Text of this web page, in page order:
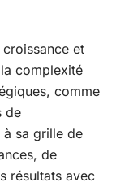
croissance et
complexité
comme
de
à sa grille de
de
résultats avec